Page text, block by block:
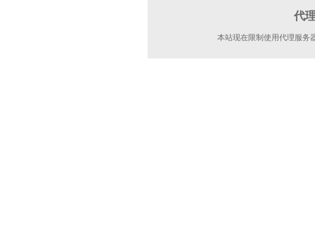
代
本站现在限制使用代理服务